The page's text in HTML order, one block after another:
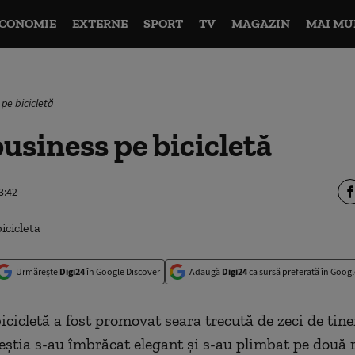
EXTERNE SPORT TV MAGAZIN MAI
bicicletă
pe bicicletă
Urmărește Digi24în Google Discover Adaugă Digi24ca sursă preferată în
a fost promovat seara trecută de zeci de
s-au îmbrăcat elegant şi s-au plimbat pe două